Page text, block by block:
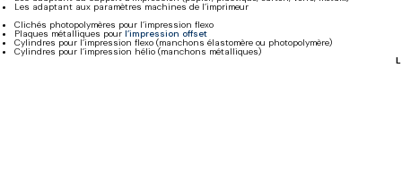
Les adaptant aux paramètres machines de l’imprimeur
Clichés photopolymères pour l’impression flexo
Plaques métalliques pour l’impression offset
Cylindres pour l’impression flexo (manchons élastomère ou photopolymère)
Cylindres pour l’impression hélio (manchons métalliques)